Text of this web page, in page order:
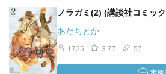
ノラガミ(2) (講談社コミッ
あだちとか
1725 3.77 57